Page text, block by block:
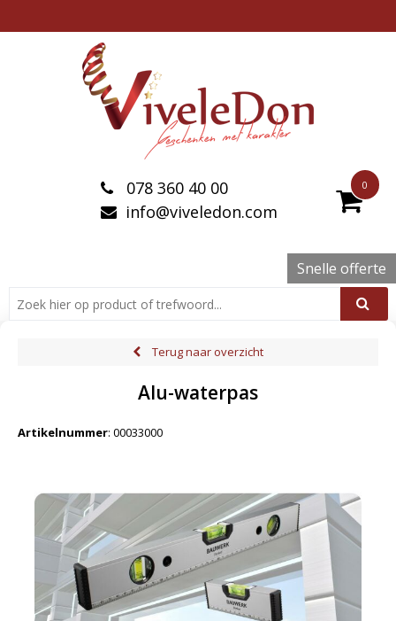
0
078 360 40 00
info@viveledon.com
Snelle offerte
Terug naar overzicht
Alu-waterpas
Artikelnummer: 00033000